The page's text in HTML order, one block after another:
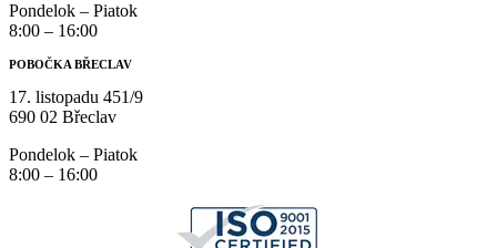
Pondelok – Piatok
8:00 – 16:00
POBOČKA BŘECLAV
17. listopadu 451/9
690 02 Břeclav
Pondelok – Piatok
8:00 – 16:00